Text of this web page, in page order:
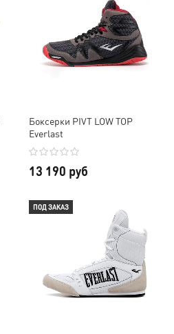
Боксерки PIVT LOW TOP
Everlast
13 190 руб
ПОД ЗАКАЗ